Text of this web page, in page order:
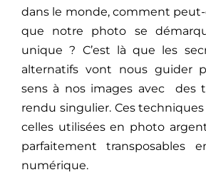
dans le monde, comment
que notre photo se
unique ? C’est là que les
alternatifs vont nous guider
sens à nos images avec des
rendu singulier. Ces techniques
celles utilisées en photo
parfaitement transposables
numérique.